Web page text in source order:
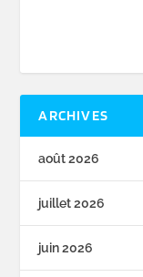
ARCHIVES
août 2026
juillet 2026
juin 2026